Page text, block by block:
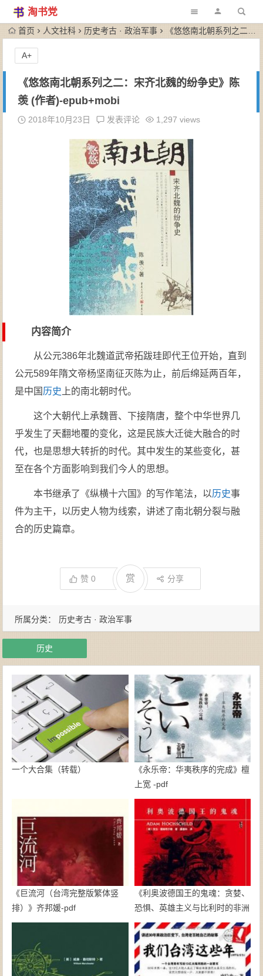
淘书党
首页 人文社科 历史考古 · 政治军事 《悠悠南北朝系列之二：宋齐北魏的纷争史》陈羡 (作者)-epub+mobi
《悠悠南北朝系列之二：宋齐北魏的纷争史》陈
羡 (作者)-epub+mobi
2018年10月23日 发表评论 1,297 views
内容简介
从公元386年北魏道武帝拓跋珪即代王位开始，直到
公元589年隋文帝杨坚南征灭陈为止，前后绵延两百年，
是中国 历史 上的南北朝时代。
这个大朝代上承魏晋、下接隋唐，整个中华世界几
乎发生了天翻地覆的变化，这是民族大迁徙大融合的时
代，也是思想大转折的时代。其中发生的某些变化，甚
至在各个方面影响到我们今人的思想。
本书继承了《纵横十六国》的写作笔法，以历史事
件为主干，以历史人物为线索，讲述了南北朝分裂与融
合的历史篇章。
赞0 赏 分享
A+
所属分类： 历史考古 · 政治军事
历史
一个大合集（转载）
《永乐帝：华夷秩序的完成》檀
上宽 -pdf
《巨流河（台湾完整版繁体竖
排）》齐邦媛-pdf
《利奥波德国王的鬼魂：贪婪、
恐惧、英雄主义与比利时的非洲
殖民地》亚当·霍赫希尔德-pdf